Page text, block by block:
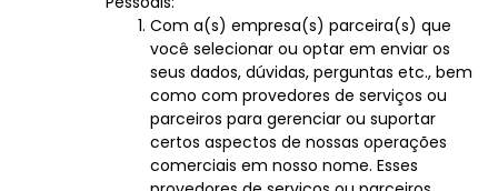
Com a(s) empresa(s) parceira(s) que
você selecionar ou optar em enviar os
seus dados, dúvidas, perguntas etc., bem
como com provedores de serviços ou
parceiros para gerenciar ou suportar
certos aspectos de nossas operações
comerciais em nosso nome. Esses